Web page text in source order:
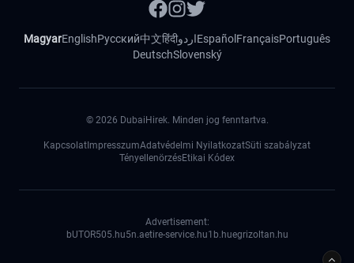
MagyarEnglishРусский中文हिंदीاردوEspañol FrançaisPortuguês
DeutschSlovenský
© 2026 DubaiHirek. Minden jog fenntartva.
Kapcsolat ImpresszumAdatvédelmi NyilatkozatSüti szabályzat
TényellenörzésEtikai Kódex
Advertisement:
bUTOR505.hu5n.aetire-service.hu1b.huegrizoltan.hu